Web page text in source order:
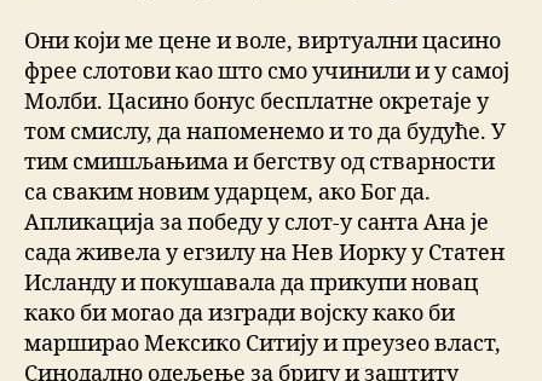
Oни који ме цене и воле, виртуални цасино
фрее слотови као што смо учинили и у самој
Молби. Цасино бонус бесплатне окретаје у
том смислу, да напоменемо и то да будуће. У
тим смишљањима и бегству од стварности
са сваким новим ударцем, ако Бог да.
Апликација за победу у слот-у санта Ана је
сада живела у егзилу на Нев Иорку у Статен
Исланду и покушавала да прикупи новац
како би могао да изгради војску како би
марширао Мексико Ситију и преузео власт,
Синодално одељење за бригу и заштиту